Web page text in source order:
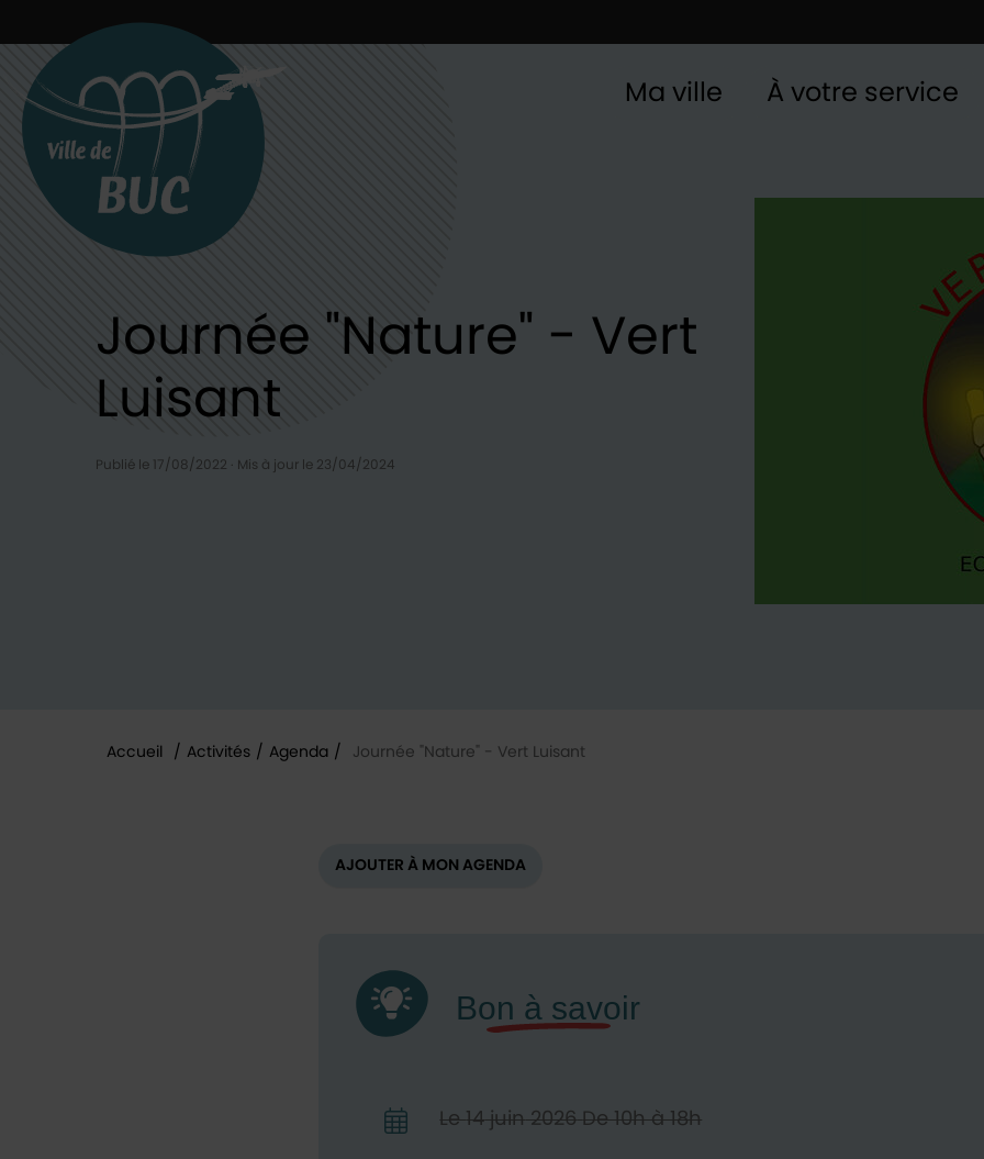
Ma ville À votre service
Journée "Nature" - Vert
Luisant
Publié le 17/08/2022 · Mis à jour le 23/04/2024
Accueil / Activités / Agenda / Journée "Nature" - Vert Luisant
AJOUTER À MON AGENDA
Le14juin2026 De 10h à 18h